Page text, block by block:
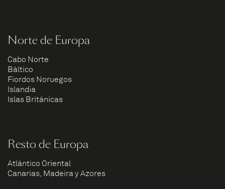
Norte de Europa
Cabo Norte
Báltico
Fiordos Noruegos
Islandia
Islas Británicas
Resto de Europa
Atlántico Oriental
Canarias, Madeira y Azores